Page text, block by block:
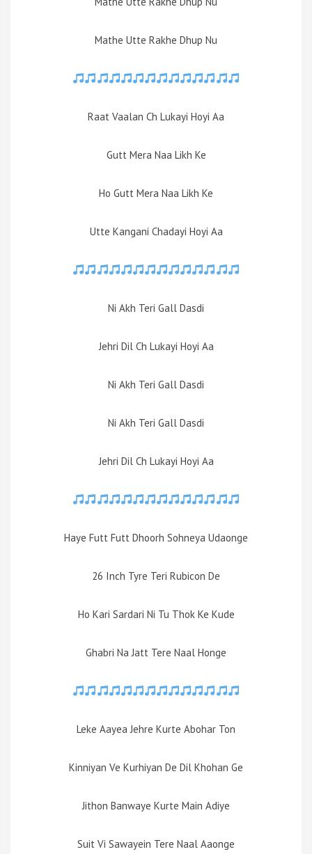
Mathe Utte Rakhe Dhup Nu
Raat Vaalan Ch Lukayi Hoyi Aa
Gutt Mera Naa Likh Ke
Ho Gutt Mera Naa Likh Ke
Utte Kangani Chadayi Hoyi Aa
Ni Akh Teri Gall Dasdi
Jehri Dil Ch Lukayi Hoyi Aa
Ni Akh Teri Gall Dasdi
Ni Akh Teri Gall Dasdi
Jehri Dil Ch Lukayi Hoyi Aa
Haye Futt Futt Dhoorh Sohneya Udaonge
26 Inch Tyre Teri Rubicon De
Ho Kari Sardari Ni Tu Thok Ke Kude
Ghabri Na Jatt Tere Naal Honge
Leke Aayea Jehre Kurte Abohar Ton
Kinniyan Ve Kurhiyan De Dil Khohan Ge
Jithon Banwaye Kurte Main Adiye
Suit Vi Sawayein Tere Naal Aaonge